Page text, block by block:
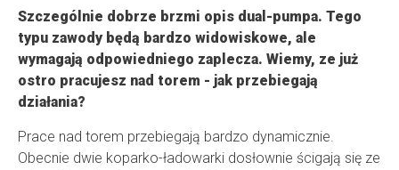
Szczególnie dobrze brzmi opis dual-pumpa. Tego
typu zawody będą bardzo widowiskowe, ale
wymagają odpowiedniego zaplecza. Wiemy, ze już
ostro pracujesz nad torem - jak przebiegają
działania?
Prace nad torem przebiegają bardzo dynamicznie.
Obecnie dwie koparko-ładowarki dosłownie ścigają się ze